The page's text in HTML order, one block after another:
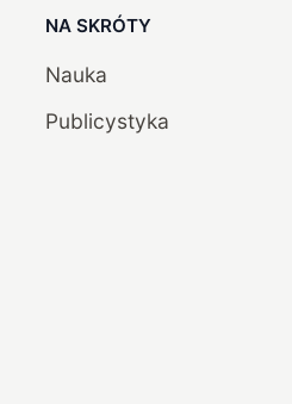
NA SKRÓTY
Nauka
Publicystyka